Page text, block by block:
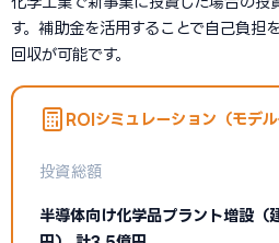
す。補助金を活用することで自己負担
回収が可能です。
ROIシミュレーション（モデル
投資総額
半導体向け化学品プラント増設（